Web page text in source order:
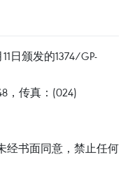
日颁发的1374/GP-
，传真：(024)
经书面同意，禁止任何